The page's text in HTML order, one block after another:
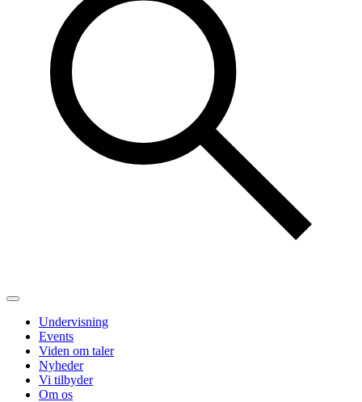
Undervisning
Events
Viden om taler
Nyheder
Vi tilbyder
Om os